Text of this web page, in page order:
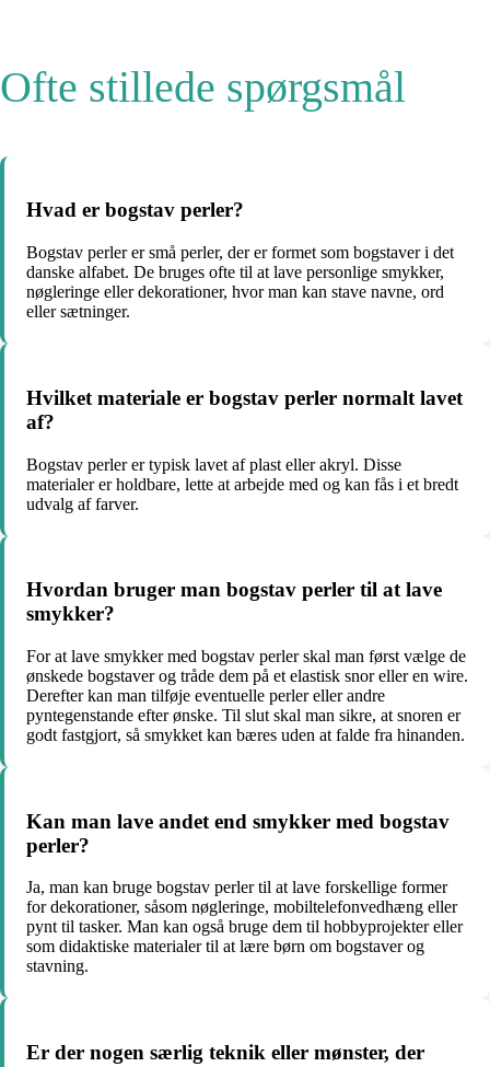
Ofte stillede spørgsmål
Hvad er bogstav perler?
Bogstav perler er små perler, der er formet som bogstaver i det
danske alfabet. De bruges ofte til at lave personlige smykker,
nøgleringe eller dekorationer, hvor man kan stave navne, ord
eller sætninger.
Hvilket materiale er bogstav perler normalt lavet
af?
Bogstav perler er typisk lavet af plast eller akryl. Disse
materialer er holdbare, lette at arbejde med og kan fås i et bredt
udvalg af farver.
Hvordan bruger man bogstav perler til at lave
smykker?
For at lave smykker med bogstav perler skal man først vælge de
ønskede bogstaver og tråde dem på et elastisk snor eller en wire.
Derefter kan man tilføje eventuelle perler eller andre
pyntegenstande efter ønske. Til slut skal man sikre, at snoren er
godt fastgjort, så smykket kan bæres uden at falde fra hinanden.
Kan man lave andet end smykker med bogstav
perler?
Ja, man kan bruge bogstav perler til at lave forskellige former
for dekorationer, såsom nøgleringe, mobiltelefonvedhæng eller
pynt til tasker. Man kan også bruge dem til hobbyprojekter eller
som didaktiske materialer til at lære børn om bogstaver og
stavning.
Er der nogen særlig teknik eller mønster, der